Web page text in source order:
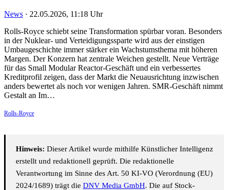
News · 22.05.2026, 11:18 Uhr
Rolls-Royce schiebt seine Transformation spürbar voran. Besonders
in der Nuklear- und Verteidigungssparte wird aus der einstigen
Umbaugeschichte immer stärker ein Wachstumsthema mit höheren
Margen. Der Konzern hat zentrale Weichen gestellt. Neue Verträge
für das Small Modular Reactor-Geschäft und ein verbessertes
Kreditprofil zeigen, dass der Markt die Neuausrichtung inzwischen
anders bewertet als noch vor wenigen Jahren. SMR-Geschäft nimmt
Gestalt an Im…
Rolls-Royce
Hinweis: Dieser Artikel wurde mithilfe Künstlicher Intelligenz
erstellt und redaktionell geprüft. Die redaktionelle
Verantwortung im Sinne des Art. 50 KI-VO (Verordnung (EU)
2024/1689) trägt die DNV Media GmbH. Die auf Stock-